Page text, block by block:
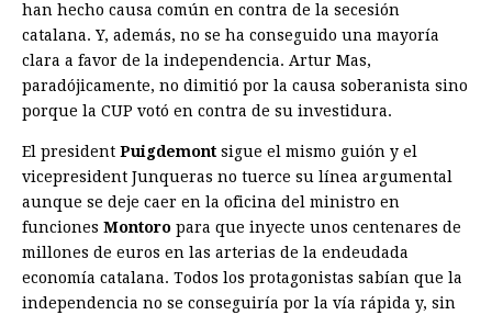
han hecho causa común en contra de la secesión
catalana. Y, además, no se ha conseguido una mayoría
clara a favor de la independencia. Artur Mas,
paradójicamente, no dimitió por la causa soberanista sino
porque la CUP votó en contra de su investidura.
El president Puigdemont sigue el mismo guión y el
vicepresident Junqueras no tuerce su línea argumental
aunque se deje caer en la oficina del ministro en
funciones Montoro para que inyecte unos centenares de
millones de euros en las arterias de la endeudada
economía catalana. Todos los protagonistas sabían que la
independencia no se conseguiría por la vía rápida y, sin